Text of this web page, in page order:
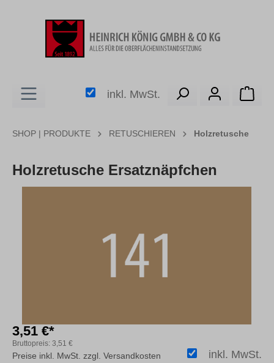
inkl. MwSt.
SHOP | PRODUKTE RETUSCHIEREN Holzretusche
Holzretusche Ersatznäpfchen
3,51 €*
Bruttopreis: 3,51 €
inkl. MwSt.
Preise inkl. MwSt. zzgl. Versandkosten